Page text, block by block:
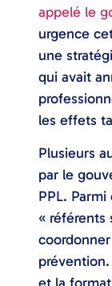
appelé le
urgence
une
qui avait
les effets
Plusieurs
par le
PPL.
« référents